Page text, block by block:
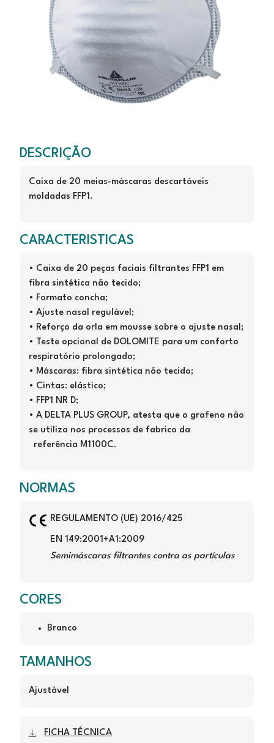
M1100
DESCRIÇÃO
Caixa de 20 meias-máscaras descartáveis
moldadas FFP1.
CARACTERISTICAS
• Caixa de 20 peças faciais filtrantes FFP1 em
fibra sintética não tecido;
• Formato concha;
• Ajuste nasal regulável;
• Reforço da orla em mousse sobre o ajuste nasal;
• Teste opcional de DOLOMITE para um conforto
respiratório prolongado;
• Máscaras: fibra sintética não tecido;
• Cintas: elástico;
• FFP1 NR D;
• A DELTA PLUS GROUP, atesta que o grafeno não
se utiliza nos processos de fabrico da
referência M1100C.
NORMAS
ImageREGULAMENTO (UE) 2016/425
EN 149:2001+A1:2009
Semimáscaras filtrantes contra as partículas
CORES
Branco
TAMANHOS
Ajustável
FICHA TÉCNICA